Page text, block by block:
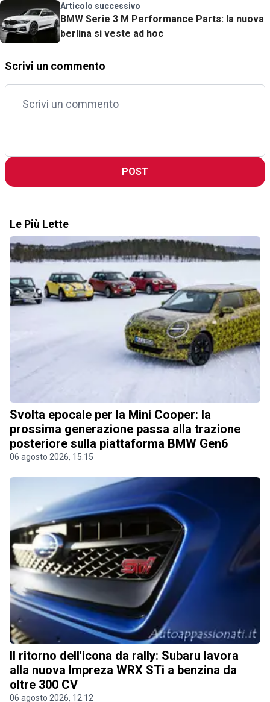
Articolo successivo
BMW Serie 3 M Performance Parts: la nuova
berlina si veste ad hoc
Scrivi un commento
POST
Le Più Lette
Svolta epocale per la Mini Cooper: la
prossima generazione passa alla trazione
posteriore sulla piattaforma BMW Gen6
06 agosto 2026, 15.15
Il ritorno dell'icona da rally: Subaru lavora
alla nuova Impreza WRX STi a benzina da
oltre 300 CV
06 agosto 2026, 12.12